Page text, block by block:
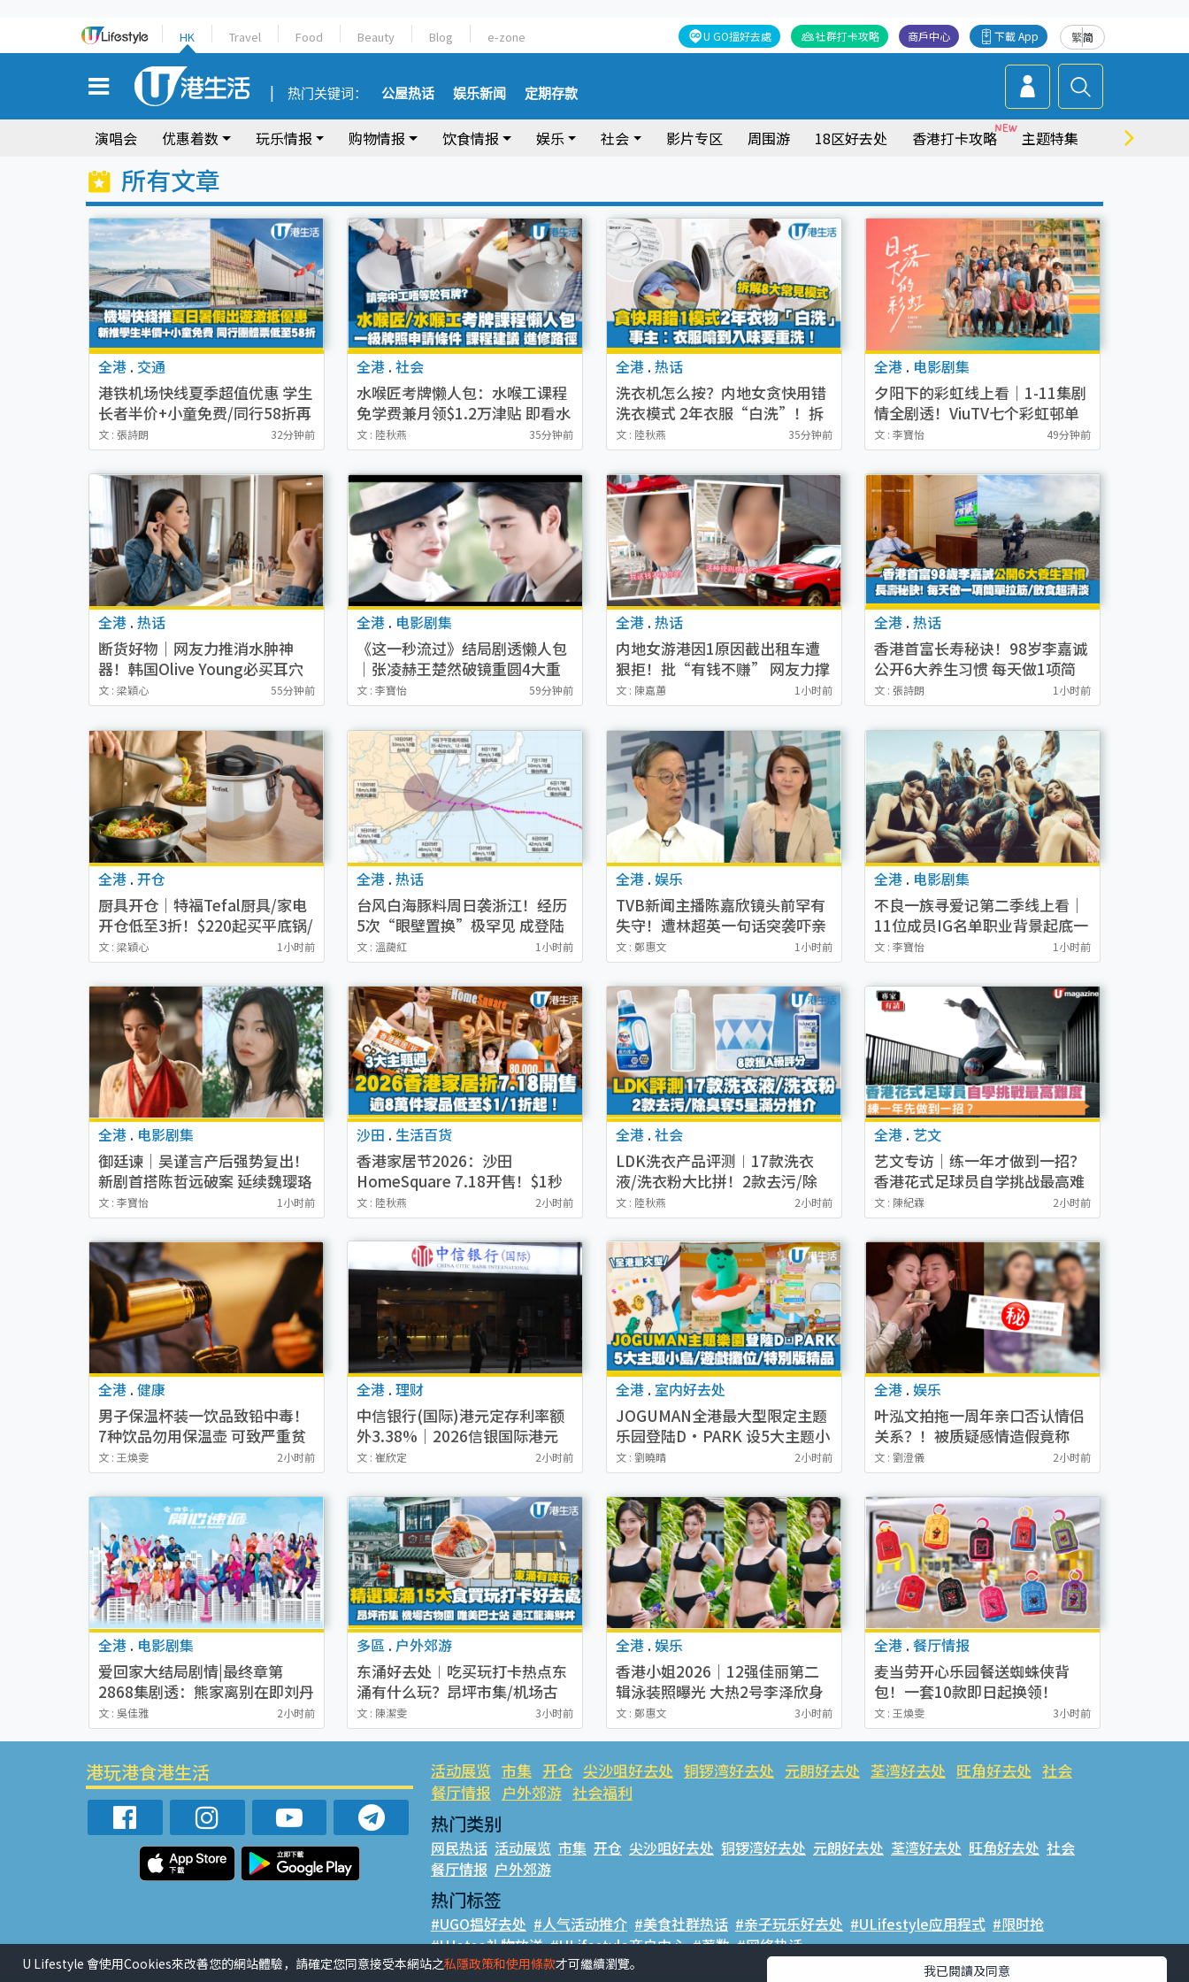
HK Travel Food Beauty Blog e-zone 繁简
下載 App
商戶中心
社群打卡攻略
U GO搵好去處
热门关键词： 公屋热话 娱乐新闻 定期存款
演唱会 优惠着数 玩乐情报 购物情报 饮食情报 娱乐 社会 影片专区 周围游 18区好去处 香港打卡攻略 主题特集 商场情报
所有文章
全港 . 交通
港铁机场快线夏季超值优惠 学生
长者半价+小童免费/同行58折再
赢免费车票
文 : 張詩朗 32分钟前
全港 .社会
水喉匠考牌懒人包：水喉工课程
免学费兼月领$1.2万津贴 即看水
喉匠考牌4阶段+入行课程建议
文 : 陸秋燕 35分钟前
全港 . 热话
洗衣机怎么按？内地女贪快用错
洗衣模式 2年衣服“白洗”！拆
解8大常见洗涤模式
文 : 陸秋燕 35分钟前
全港 . 电影剧集
夕阳下的彩虹线上看｜1-11集剧
情全剧透！ViuTV七个彩虹邨单
元故事+演员阵容一览
文 : 李寶怡 49分钟前
全港 . 热话
断货好物｜网友力推消水肿神
器！韩国Olive Young必买耳穴
贴！4大功能 瘦脸/减食欲/安睡
极速见效
文 : 梁穎心 55分钟前
全港 . 电影剧集
《这一秒流过》结局剧透懒人包
｜张凌赫王楚然破镜重圆4大重
点！养父以死赎罪、口碑评价两
极
文 : 李寶怡 59分钟前
全港 . 热话
内地女游港因1原因截出租车遭
狠拒！批“有钱不赚” 网友力撑
司机“教做人”
文 : 陳嘉蕙 1小时前
全港 .热话
香港首富长寿秘诀！98岁李嘉诚
公开6大养生习惯 每天做1项简
单拉筋/饮食超清淡？
文 : 張詩朗 1小时前
全港 . 开仓
厨具开仓｜特福Tefal厨具/家电
开仓低至3折！$220起买平底锅/
炒锅/汤锅！电饭煲/吸尘器/挂烫
机$418起
文 : 梁穎心 1小时前
全港 .热话
台风白海豚料周日袭浙江！经历
5次“眼壁置换”极罕见 成登陆
内地最长途台风
文 : 溫藹紅 1小时前
全港 . 娱乐
TVB新闻主播陈嘉欣镜头前罕有
失守！遭林超英一句话突袭吓亲
当场大笑
文 : 鄭惠文 1小时前
全港 . 电影剧集
不良一族寻爱记第二季线上看｜
11位成员IG名单职业背景起底一
文看清
文 : 李寶怡 1小时前
全港 . 电影剧集
御廷谏｜吴谨言产后强势复出！
新剧首搭陈哲远破案 延续魏璎珞
逆袭爽感
文 : 李寶怡 1小时前
沙田 . 生活百货
香港家居节2026：沙田
HomeSquare 7.18开售！$1秒
杀名牌枕头+1折抢SIMMONS床
架（附3大主题周必抢清单）
文 : 陸秋燕 2小时前
全港 . 社会
LDK洗衣产品评测︱17款洗衣
液/洗衣粉大比拼！2款去污/除
臭夺5星满分/8款获A级最高评分
文 : 陸秋燕 2小时前
全港 .艺文
艺文专访｜练一年才做到一招？
香港花式足球员自学挑战最高难
度
文 : 陳紀霖 2小时前
全港 . 健康
男子保温杯装一饮品致铅中毒！
7种饮品勿用保温壶 可致严重贫
血/损肝肾功能/失智
文 : 王煥雯 2小时前
全港 .理财
中信银行(国际)港元定存利率额
外3.38%｜2026信银国际港元
定期存款优惠每日更新
文 : 崔欣定 2小时前
全港 . 室内好去处
JOGUMAN全港最大型限定主题
乐园登陆D·PARK 设5大主题小
岛／3大游戏摊位／特别版
JOGUMAN精品
文 : 劉曉晴 2小时前
全港 .娱乐
叶泓文拍拖一周年亲口否认情侣
关系？！被质疑感情造假竟称
GM“普通同事”
文 : 劉澄儀 2小时前
全港 . 电影剧集
爱回家大结局剧情|最终章第
2868集剧透：熊家离别在即刘丹
反常惹众人担忧！
文 : 吳佳雅 2小时前
多區 . 户外郊游
东涌好去处︱吃买玩打卡热点东
涌有什么玩？昂坪市集/机场古
物园/港版天使之路/城寨风街市
文 : 陳潔雯 3小时前
全港 . 娱乐
香港小姐2026｜12强佳丽第二
辑泳装照曝光 大热2号李泽欣身
材状态大勇
文 : 鄭惠文 3小时前
全港 .餐厅情报
麦当劳开心乐园餐送蜘蛛侠背
包！一套10款即日起换领！
MARVEL粉丝必抢经典红蓝/绿
魔紫/暗黑红心
文 : 王煥雯 3小时前
港玩港食港生活 活动展览 市集 开仓 尖沙咀好去处 铜锣湾好去处 元朗好去处 荃湾好去处 旺角好去处 社会
餐厅情报 户外郊游 社会福利
热门类别
网民热话 活动展览 市集 开仓 尖沙咀好去处 铜锣湾好去处 元朗好去处 荃湾好去处 旺角好去处 社会
餐厅情报 户外郊游
热门标签
#UGO揾好去处 #人气活动推介 #美食社群热话 #亲子玩乐好去处 #ULifestyle应用程式 #限时抢
#UJetso礼物放送 #ULifestyle商户中心 #著数 #网络热话
U Lifestyle 會使用Cookies來改善您的網站體驗，請確定您同意接受本網站之私隱政策和使用條款才可繼續瀏覽。 我已閱讀及同意